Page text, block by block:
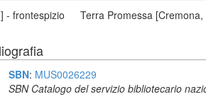
- frontespizio Terra Promessa
SBN: MUS0026229
SBN Catalogo del servizio bibliotecario